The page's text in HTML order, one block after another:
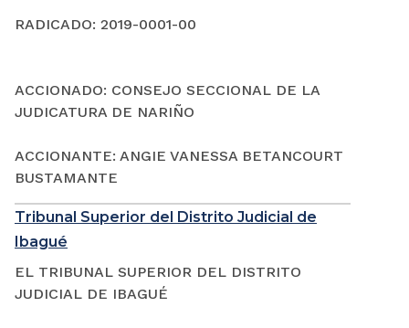
RADICADO: 2019-0001-00
ACCIONADO: CONSEJO SECCIONAL DE LA
JUDICATURA DE NARIÑO
ACCIONANTE: ANGIE VANESSA BETANCOURT
BUSTAMANTE
Tribunal Superior del Distrito Judicial de
Ibagué
EL TRIBUNAL SUPERIOR DEL DISTRITO
JUDICIAL DE IBAGUÉ